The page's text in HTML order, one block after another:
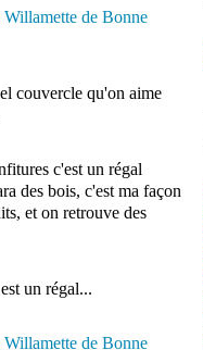
couvercle qu'on aime
c'est un régal
des bois, c'est ma façon
et on retrouve des
un régal...